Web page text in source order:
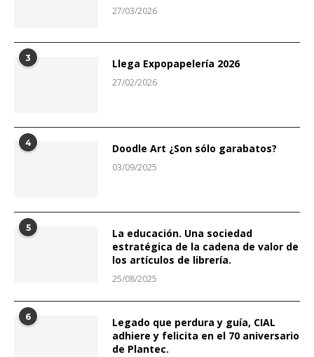
27/03/2026
3 Llega Expopapelería 2026
27/02/2026
4 Doodle Art ¿Son sólo garabatos?
03/09/2025
5
La educación. Una sociedad
estratégica de la cadena de valor de
los artículos de librería.
25/08/2025
6
Legado que perdura y guía, CIAL
adhiere y felicita en el 70 aniversario
de Plantec.